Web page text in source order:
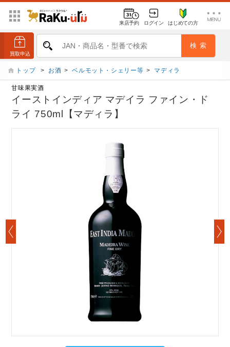
来店予約 ログイン はじめての方
トップ > お酒 > ベルモット・シェリー等 > マディラ
甘味果実酒
イーストインディア マデイラ ファイン・ド
ライ 750ml【マディラ】